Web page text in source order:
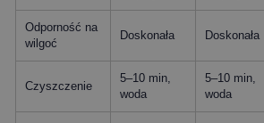
Odporność na
wilgoć
Doskonała Doskonała
Czyszczenie
5–10 min,
woda
5–10 min,
woda